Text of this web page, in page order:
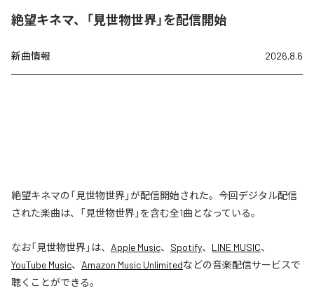
絶望キネマ、「見世物世界」を配信開始
新曲情報 2026.8.6
絶望キネマの「見世物世界」が配信開始された。今回デジタル配信
された楽曲は、「見世物世界」を含む全1曲となっている。
なお「見世物世界」は、 Apple Music、 Spotify、 LINE MUSIC、
YouTube Music、 Amazon Music Unlimitedなどの音楽配信サービスで
聴くことができる。